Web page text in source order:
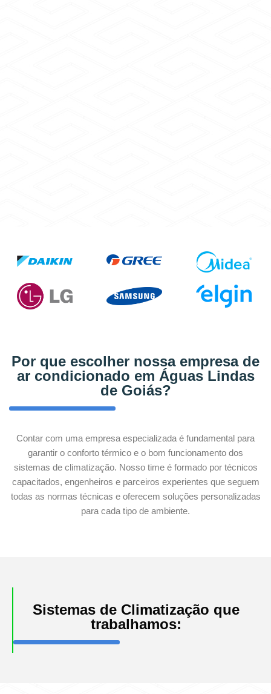
Por que escolher nossa empresa de
ar condicionado em Águas Lindas
de Goiás?
Contar com uma empresa especializada é fundamental para
garantir o conforto térmico e o bom funcionamento dos
sistemas de climatização. Nosso time é formado por técnicos
capacitados, engenheiros e parceiros experientes que seguem
todas as normas técnicas e oferecem soluções personalizadas
para cada tipo de ambiente.
Sistemas de Climatização que
trabalhamos: